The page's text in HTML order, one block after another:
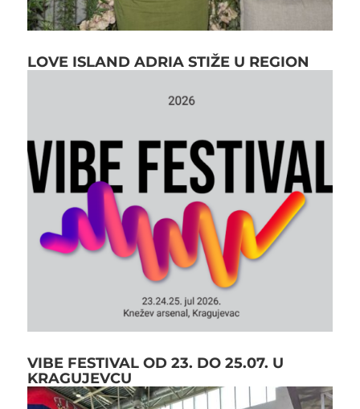
LOVE ISLAND ADRIA STIŽE U REGION
VIBE FESTIVAL OD 23. DO 25.07. U
KRAGUJEVCU